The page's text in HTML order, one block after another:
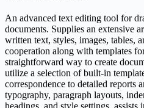
An advanced text editing tool for
documents. Supplies an extensive
written text, styles, images, tables,
cooperation along with templates
straightforward way to create
utilize a selection of built-in
correspondence to detailed reports
typography, paragraph layouts,